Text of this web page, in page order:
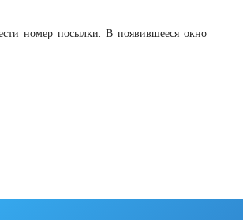
номер посылки. В появившееся окно